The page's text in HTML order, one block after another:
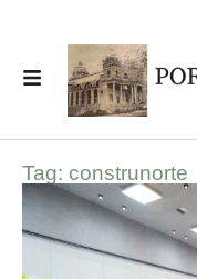
Tag: construnorte